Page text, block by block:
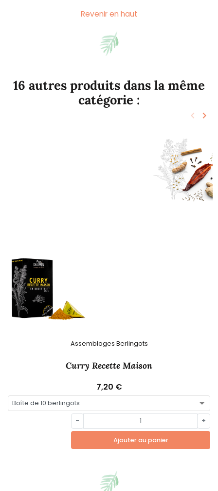
Revenir en haut
16 autres produits dans la même
catégorie :
keyboard_arrow_left keyboard_arrow_right
Assemblages Berlingots
Curry Recette Maison
7,20 €
- +
Ajouter au panier